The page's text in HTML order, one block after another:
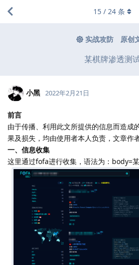
实战攻防 原创
某棋牌渗透测
15 / 24 条
小黑 2022年2月21日
前言
由于传播、利用此文所提供的信息而造成
果及损失，均由使用者本人负责，文章作
一、信息收集
这里通过fofa进行收集，语法为：body=